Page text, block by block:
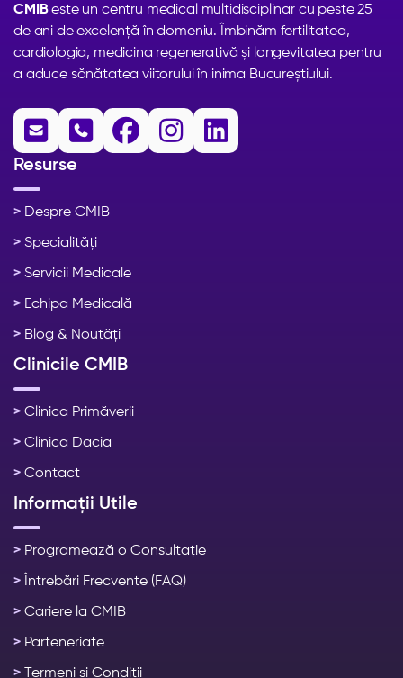
CMIBeste un centru medical multidisciplinar cu peste 25
de ani de excelență în domeniu. Îmbinăm fertilitatea,
cardiologia, medicina regenerativă și longevitatea pentru
a aduce sănătatea viitorului în inima Bucureștiului.
    
Resurse
> Despre CMIB
> Specialități
> Servicii Medicale
> Echipa Medicală
> Blog & Noutăți
Clinicile CMIB
> Clinica Primăverii
> Clinica Dacia
> Contact
Informații Utile
> Programează o Consultație
> Întrebări Frecvente (FAQ)
> Cariere la CMIB
> Parteneriate
> Termeni și Condiții